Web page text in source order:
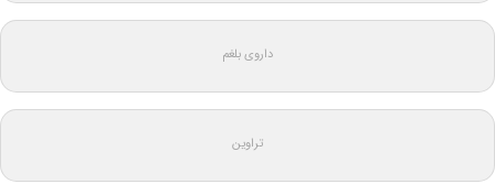
داروی بلغم
تراوین